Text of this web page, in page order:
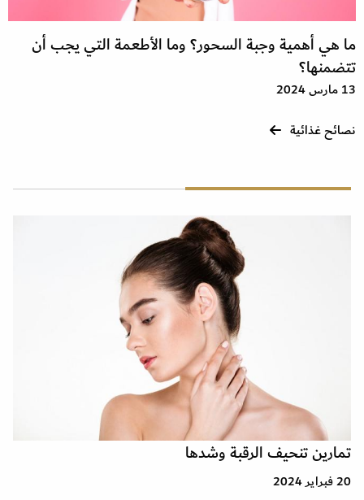
ما هي أهمية وجبة السحور؟ وما الأطعمة التي يجب أن
تتضمنها؟
13 مارس 2024
نصائح غذائية
تمارين تنحيف الرقبة وشدها
20 فبراير 2024